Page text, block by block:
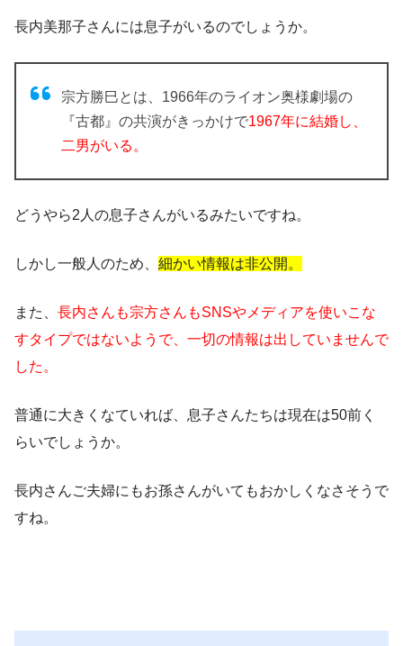
長内美那子さんには息子がいるのでしょうか。
宗方勝巳とは、1966年のライオン奥様劇場の
『古都』の共演がきっかけで1967年に結婚し、
二男がいる。
どうやら2人の息子さんがいるみたいですね。
しかし一般人のため、 細かい情報は非公開。
また、 長内さんも宗方さんもSNSやメディアを使いこな
すタイプではないようで、一切の情報は出していませんで
した。
普通に大きくなていれば、息子さんたちは現在は50前 く
らいでしょうか。
長内さんご夫婦にもお孫さんがいてもおかしくなさそうで
すね。